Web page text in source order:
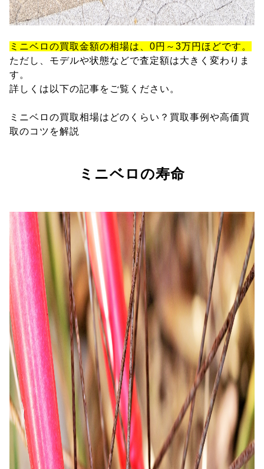
ミニベロの買取金額の相場は、0円～3万円ほどです。
ただし、モデルや状態などで査定額は大きく変わりま
す。
詳しくは以下の記事をご覧ください。
ミニベロの買取相場はどのくらい？買取事例や高価買
取のコツを解説
ミニベロの寿命